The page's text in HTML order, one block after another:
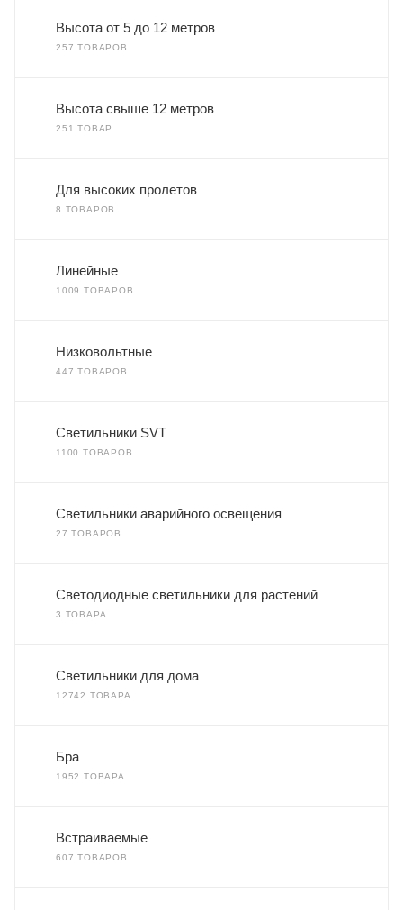
Высота от 5 до 12 метров
257 ТОВАРОВ
Высота свыше 12 метров
251 ТОВАР
Для высоких пролетов
8 ТОВАРОВ
Линейные
1009 ТОВАРОВ
Низковольтные
447 ТОВАРОВ
Светильники SVT
1100 ТОВАРОВ
Светильники аварийного освещения
27 ТОВАРОВ
Светодиодные светильники для растений
3 ТОВАРА
Светильники для дома
12742 ТОВАРА
Бра
1952 ТОВАРА
Встраиваемые
607 ТОВАРОВ